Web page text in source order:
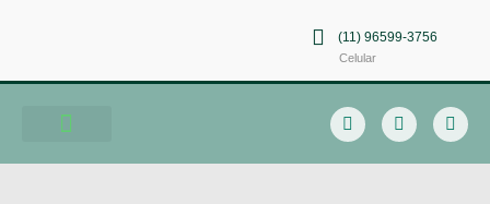
(11) 96599-3756
Celular